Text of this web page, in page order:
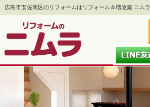
広島市安佐南区のリフォームはリフォーム＆増改築 ニムラ